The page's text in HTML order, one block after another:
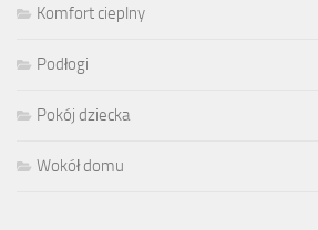
Komfort cieplny
Podłogi
Pokój dziecka
Wokół domu